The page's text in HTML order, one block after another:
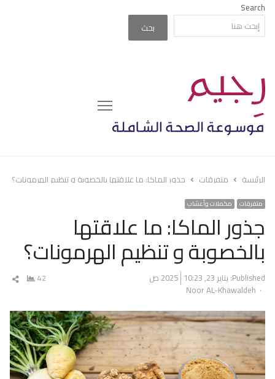
Search
بحث
Menu
الرئيسة متفرقات جذور الماكا: ما علاقتها بالخصوبة و تنظيم الهرمونات؟
متفرقات مكملات وأعشاب
جذور الماكا: ما علاقتها
بالخصوبة و تنظيم الهرمونات؟
Published: يناير 23, 2025 10:23 ص
Author
Noor AL-Khawaldeh
42